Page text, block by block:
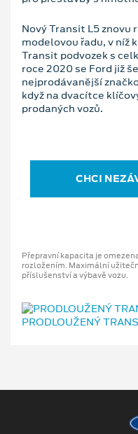
Nový Transit L5 znovu
modelovou řadu, v níž
Transit podvozek s
roce 2020 se Ford již
nejprodávanější
když na dvacítce
prodaných vozů.
CHCI
Přepravní kapacita je
rozložením. Maximální
příslušenství a výbavě vozu.